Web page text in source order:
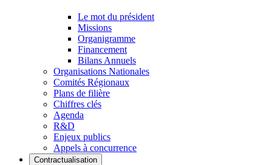
Le mot du président
Missions
Organigramme
Financement
Bilans Annuels
Organisations Nationales
Comités Régionaux
Plans de filière
Chiffres clés
Agenda
R&D
Enjeux publics
Appels à concurrence
Contractualisation